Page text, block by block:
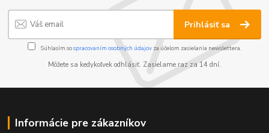
Prihlásiť sa
Súhlasím sospracovaním osobných údajov za účelom zasielania newslettera.
Môžete sa kedykoľvek odhlásiť. Zasielame raz za 14 dní.
Informácie pre zákazníkov